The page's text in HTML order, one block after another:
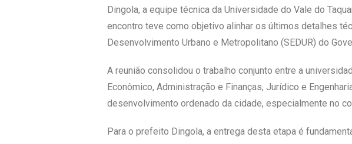
Dingola, a equipe técnica da Universidade do Vale do
encontro teve como objetivo alinhar os últimos detalhes
Desenvolvimento Urbano e Metropolitano (SEDUR) do
A reunião consolidou o trabalho conjunto entre a
Econômico, Administração e Finanças, Jurídico e
desenvolvimento ordenado da cidade, especialmente no
Para o prefeito Dingola, a entrega desta etapa é